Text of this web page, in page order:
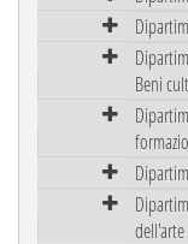
Beni
dell'arte